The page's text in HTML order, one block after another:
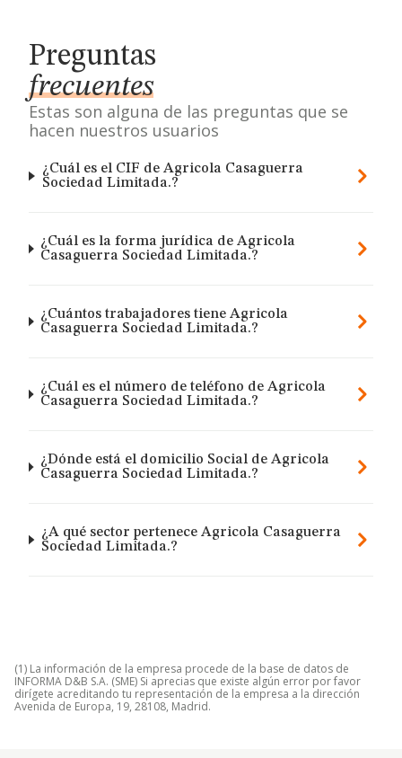
Preguntas
frecuentes
Estas son alguna de las preguntas que se
hacen nuestros usuarios
¿Cuál es el CIF de Agricola Casaguerra
Sociedad Limitada.?
¿Cuál es la forma jurídica de Agricola
Casaguerra Sociedad Limitada.?
¿Cuántos trabajadores tiene Agricola
Casaguerra Sociedad Limitada.?
¿Cuál es el número de teléfono de Agricola
Casaguerra Sociedad Limitada.?
¿Dónde está el domicilio Social de Agricola
Casaguerra Sociedad Limitada.?
¿A qué sector pertenece Agricola Casaguerra
Sociedad Limitada.?
(1) La información de la empresa procede de la base de datos de
INFORMA D&B S.A. (SME) Si aprecias que existe algún error por favor
dirígete acreditando tu representación de la empresa a la dirección
Avenida de Europa, 19, 28108, Madrid.